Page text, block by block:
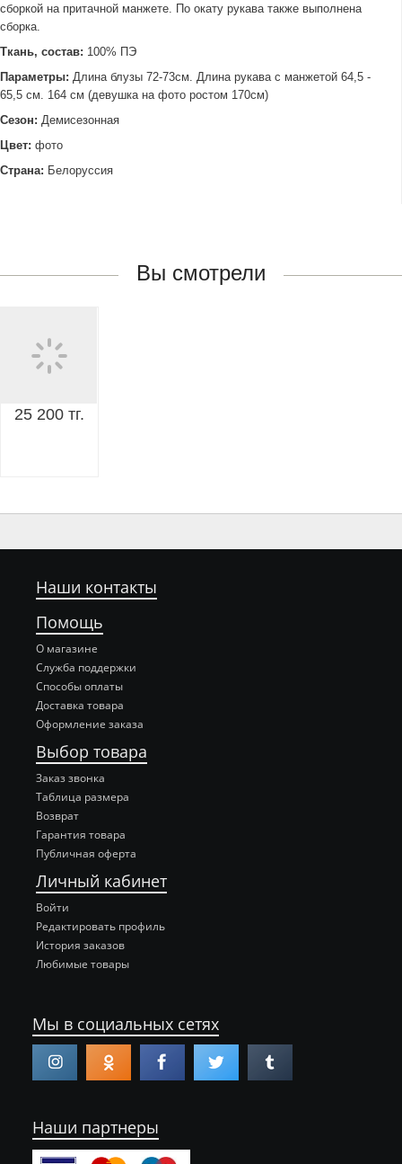
сборкой на притачной манжете. По окату рукава также выполнена
сборка.
Ткань, состав: 100% ПЭ
Параметры: Длина блузы 72-73см. Длина рукава с манжетой 64,5 -
65,5 см. 164 см (девушка на фото ростом 170см)
Сезон: Демисезонная
Цвет: фото
Страна: Белоруссия
Вы смотрели
25 200 тг.
Наши контакты
Помощь
О магазине
Служба поддержки
Способы оплаты
Доставка товара
Оформление заказа
Выбор товара
Заказ звонка
Таблица размера
Возврат
Гарантия товара
Публичная оферта
Личный кабинет
Войти
Редактировать профиль
История заказов
Любимые товары
Мы в социальных сетях
Наши партнеры